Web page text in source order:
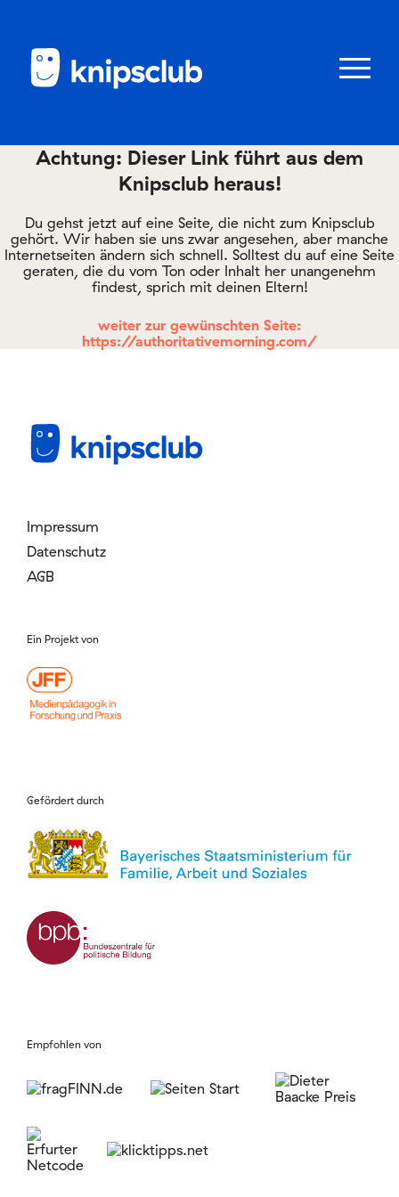
Menü
knipstipps
Eltern
Mitglied werden
Login
Achtung: Dieser Link führt aus dem
Knipsclub heraus!
Du gehst jetzt auf eine Seite, die nicht zum Knipsclub
gehört. Wir haben sie uns zwar angesehen, aber manche
Internetseiten ändern sich schnell. Solltest du auf eine Seite
geraten, die du vom Ton oder Inhalt her unangenehm
findest, sprich mit deinen Eltern!
weiter zur gewünschten Seite:
https://authoritativemorning.com/
Impressum
Datenschutz
AGB
Ein Projekt von
Gefördert durch
Empfohlen von